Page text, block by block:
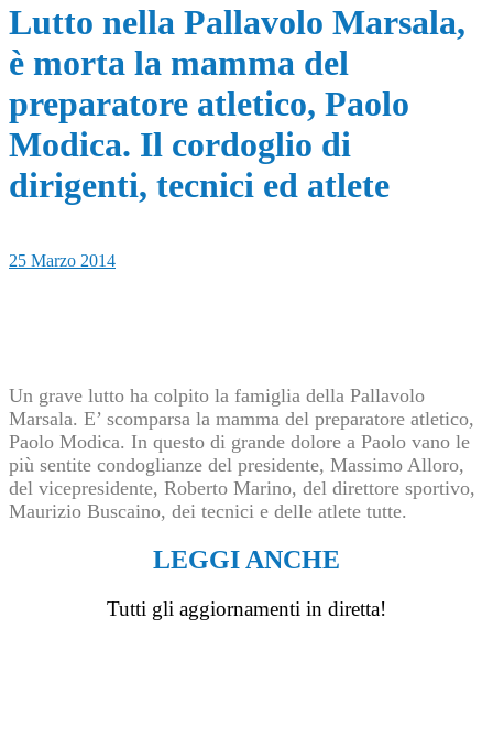
Lutto nella Pallavolo Marsala,
è morta la mamma del
preparatore atletico, Paolo
Modica. Il cordoglio di
dirigenti, tecnici ed atlete
25 Marzo 2014
Un grave lutto ha colpito la famiglia della Pallavolo
Marsala. E’ scomparsa la mamma del preparatore atletico,
Paolo Modica. In questo di grande dolore a Paolo vano le
più sentite condoglianze del presidente, Massimo Alloro,
del vicepresidente, Roberto Marino, del direttore sportivo,
Maurizio Buscaino, dei tecnici e delle atlete tutte.
LEGGI ANCHE
Tutti gli aggiornamenti in diretta!